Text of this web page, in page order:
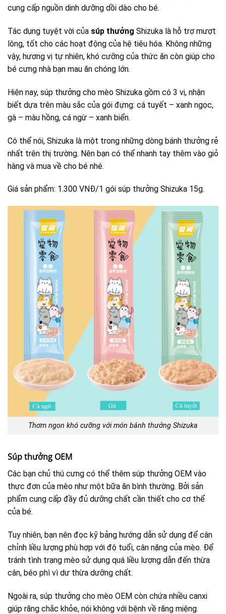
cung cấp nguồn dinh dưỡng dồi dào cho bé.
Tác dụng tuyệt vời của súp thưởng Shizuka là hỗ trợ mượt
lông, tốt cho các hoạt động của hệ tiêu hóa. Không những
vậy, hương vị tự nhiên, khó cưỡng của thức ăn còn giúp cho
bé cưng nhà bạn mau ăn chóng lớn.
Hiện nay, súp thưởng cho mèo Shizuka gồm có 3 vị, nhận
biết dựa trên màu sắc của gói đựng: cá tuyết – xanh ngọc,
gà – màu hồng, cá ngừ – xanh biển.
Có thể nói, Shizuka là một trong những dòng bánh thưởng rẻ
nhất trên thị trường. Nên bạn có thể nhanh tay thêm vào giỏ
hàng và mua về cho bé nhé.
Giá sản phẩm: 1.300 VNĐ/1 gói súp thưởng Shizuka 15g.
Thơm ngon khó cưỡng với món bánh thưởng Shizuka
Súp thưởng OEM
Các bạn chủ thú cưng có thể thêm súp thưởng OEM vào
thực đơn của mèo như một bữa ăn bình thường. Bởi sản
phẩm cung cấp đầy đủ dưỡng chất cần thiết cho cơ thể
của bé.
Tuy nhiên, bạn nên đọc kỹ bảng hướng dẫn sử dụng để cân
chỉnh liều lượng phù hợp với độ tuổi, cân nặng của mèo. Để
tránh tình trạng mèo sử dụng quá liều lượng dẫn đến thừa
cân, béo phì vì dư thừa dưỡng chất.
Ngoài ra, súp thưởng cho mèo OEM còn chứa nhiều canxi
giúp răng chắc khỏe, nói không với bệnh về răng miệng.